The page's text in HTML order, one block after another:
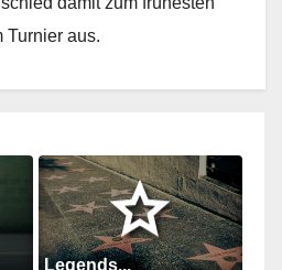
Turnier aus.
Legends...